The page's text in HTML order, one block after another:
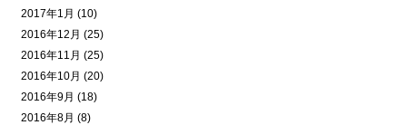
2017年1月 (10)
2016年12月 (25)
2016年11月 (25)
2016年10月 (20)
2016年9月 (18)
2016年8月 (8)